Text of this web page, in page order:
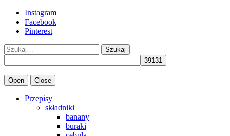
Instagram
Facebook
Pinterest
Szukaj
Open Close
Przepisy
składniki
banany
buraki